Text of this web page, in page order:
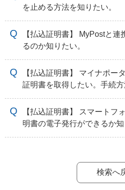
を止める方法を知りたい。
【払込証明書】 MyPostと連
るのか知りたい。
【払込証明書】 マイナポー
証明書を取得したい。手続方
【払込証明書】 スマートフ
明書の電子発行ができるか知
検索へ